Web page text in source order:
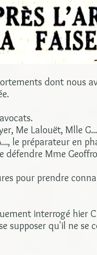
dont nous
Me Lalouët, Mlle G...
le préparateur en
défendre Mme
pour prendre
interrogé hier
supposer qu'il ne